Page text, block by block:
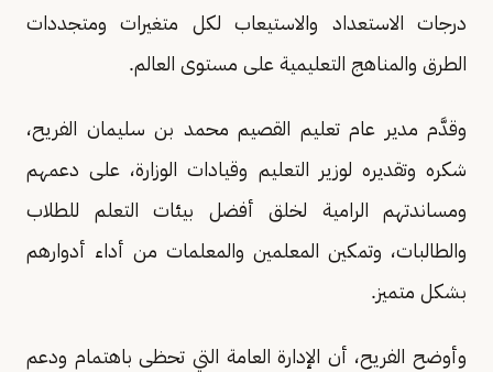
درجات الاستعداد والاستيعاب لكل متغيرات ومتجددات
الطرق والمناهج التعليمية على مستوى العالم.
وقدَّم مدير عام تعليم القصيم محمد بن سليمان الفريح،
شكره وتقديره لوزير التعليم وقيادات الوزارة، على دعمهم
ومساندتهم الرامية لخلق أفضل بيئات التعلم للطلاب
والطالبات، وتمكين المعلمين والمعلمات من أداء أدوارهم
بشكل متميز.
وأوضح الفريح، أن الإدارة العامة التي تحظى باهتمام ودعم